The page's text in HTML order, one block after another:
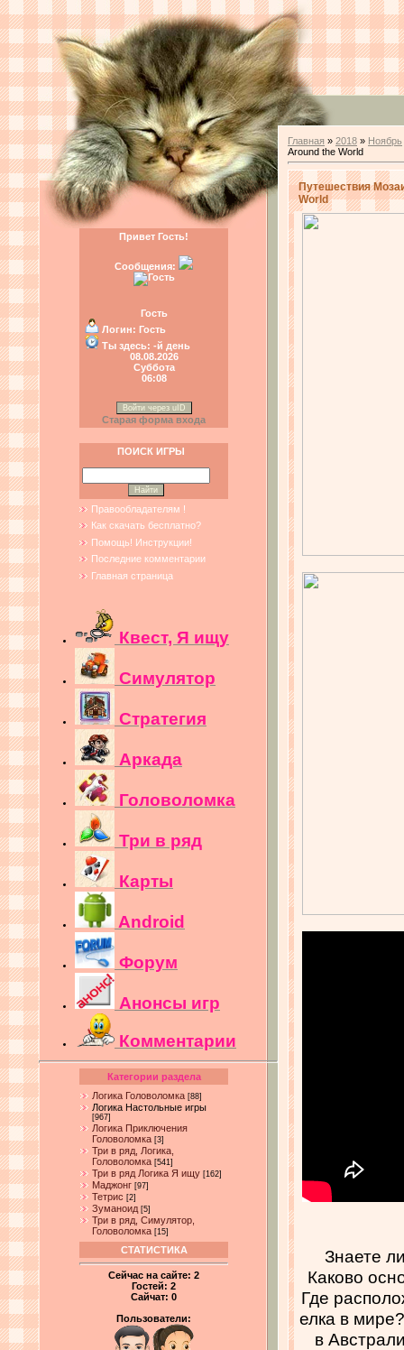
Привет Гость!
Сообщения:
Гость
Логин: Гость
Ты здесь: -й день
08.08.2026
Суббота
06:08
Войти через uID
Старая форма входа
ПОИСК ИГРЫ
Правообладателям !
Как скачать бесплатно?
Помощь! Инструкции!
Последние комментарии
Главная страница
Квест, Я ищу
Симулятор
Стратегия
Аркада
Головоломка
Три в ряд
Карты
Android
Форум
Анонсы игр
Комментарии
Категории раздела
Логика Головоломка [88]
Логика Настольные игры
[967]
Логика Приключения
Головоломка [3]
Три в ряд, Логика,
Головоломка [541]
Три в ряд Логика Я ищу [162]
Маджонг [97]
Тетрис [2]
Зуманоид [5]
Три в ряд, Симулятор,
Головоломка [15]
СТАТИСТИКА
Сейчас на сайте: 2
Гостей: 2
Сайчат: 0
Пользователи:
Главная » 2018 » Ноябрь
Around the World
Путешествия
World
Знаете
Каково
Где
елка в
в